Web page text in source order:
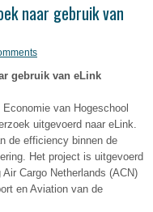
naar gebruik van
gebruik van eLink
van Hogeschool
uitgevoerd naar eLink.
de efficiency binnen de
Het project is uitgevoerd
Cargo Netherlands (ACN)
en Aviation van de